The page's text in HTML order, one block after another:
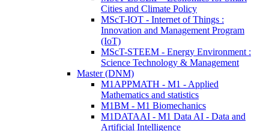
Cities and Climate Policy
MScT-IOT - Internet of Things :
Innovation and Management Program
(IoT)
MScT-STEEM - Energy Environment :
Science Technology & Management
Master (DNM)
M1APPMATH - M1 - Applied
Mathematics and statistics
M1BM - M1 Biomechanics
M1DATAAI - M1 Data AI - Data and
Artificial Intelligence